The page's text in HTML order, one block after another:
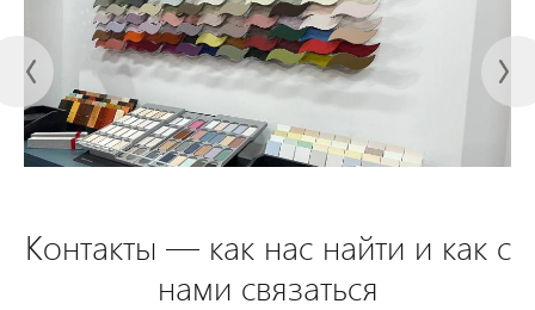
Контакты — как нас найти и как с
нами связаться